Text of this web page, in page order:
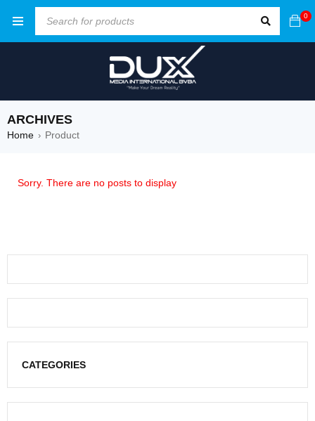
0
ARCHIVES
Home › Product
Sorry. There are no posts to display
CATEGORIES